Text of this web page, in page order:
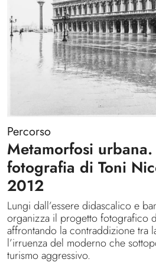
Percorso
Metamorfosi
fotografia di Toni
2012
Lungi dall’essere didascalico e
organizza il progetto fotografico
affrontando la contraddizione tra
l’irruenza del moderno che
turismo aggressivo.